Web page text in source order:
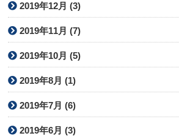
2019年12月 (3)
2019年11月 (7)
2019年10月 (5)
2019年8月 (1)
2019年7月 (6)
2019年6月 (3)